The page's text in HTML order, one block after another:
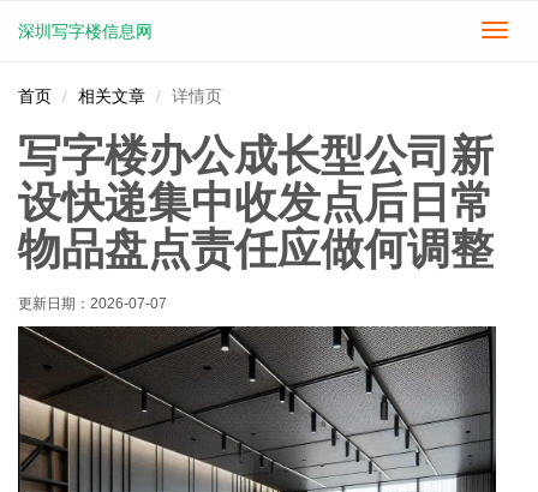
切
深圳写字楼信息网
首页 相关文章 详情页
写字楼办公成长型公司新
设快递集中收发点后日常
物品盘点责任应做何调整
更新日期： 2026-07-07